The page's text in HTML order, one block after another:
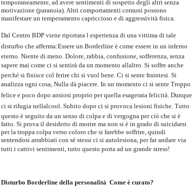
temporaneamente, ad avere sentimenti di sospetto degli altri senza
motivazione (paranoia). Altri comportamenti comuni possono
manifestare un temperamento capriccioso e di aggressività fisica.
Dal Centro BDP viene riportata l esperienza di una vittima di tale
disturbo che afferma:Essere un Borderline è come essere in un inferno
eterno. Niente di meno. Dolore, rabbia, confusione, sofferenza, senza
sapere mai come ci si sentirà da un momento allaltro. Si soffre anche
perché si finisce col ferire chi si vuol bene. Ci si sente fraintesi. Si
analizza ogni cosa, Nulla dà piacere. In un momento ci si sente Troppo
felice e poco dopo ansiosi proprio per quella esagerata felicità. Dunque
ci si rifugia nellalcool. Subito dopo ci si provoca lesioni fisiche. Tutto
questo è seguito da un senso di colpa e di vergogna per ciò che si è
fatto. Si prova il desiderio di morire ma non si è in grado di suicidarsi
per la troppa colpa verso coloro che si farebbe soffrire, quindi
sentendosi arrabbiati con sé stessi ci si autolesiona, per far andare via
tutti i cattivi sentimenti, tutto questo porta ad un grande stress!
Disturbo Borderline della personalità  Come è curato?